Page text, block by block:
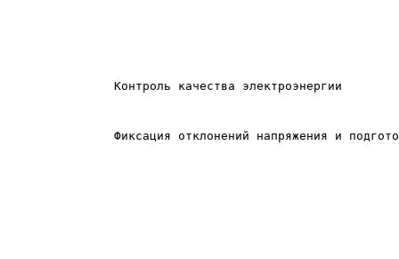
Контроль качества электроэнергии
Фиксация отклонений напряжения и